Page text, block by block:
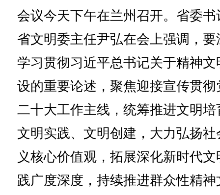
会议今天下午在兰州召开。省委书
省文明委主任尹弘在会上强调，要
学习贯彻习近平总书记关于精神文
设的重要论述，聚焦迎接宣传贯彻
二十大工作主线，统筹推进文明培
文明实践、文明创建，大力弘扬社
义核心价值观，拓展深化新时代文
践广度深度，持续推进群众性精神